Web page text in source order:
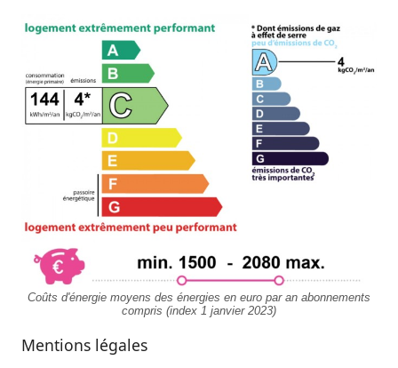
Coûts d'énergie moyens des énergies en euro par an abonnements
compris (index 1 janvier 2023)
Mentions légales